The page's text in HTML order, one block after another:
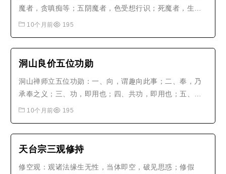
魔者，贪嗔痴等；五阴魔者，色受想行识；死魔者，生死
轮回；天魔者，欲界第六天魔王。修行之人，当正知见，
退。切记：佛来佛斩，魔来魔斩，..
10个月前 195
洞山良价五位功勋
洞山禅师立五位功勋：一、向，谓趣向此事；二、奉，乃
承奉之义；三、功，即用也；四、共功，即用也；五、功
功，即用也。僧问：如何是向？师曰：吃饭时作么生？
色。曰：如何是功功？师曰：不共。此五..
10个月前 195
天台宗三观修持
修空观：观诸法缘生无性，当体即空，破见思惑；修假